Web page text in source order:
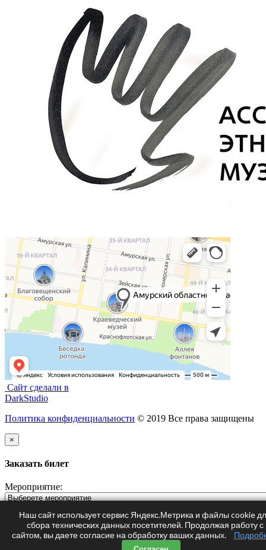
Сайт сделали в
DarkStudio
Политика конфиденциальности © 2019 Все права защищены
×
Заказать билет
Мероприятие:
Телефон:
Наш сайт использует сервис Яндекс.Метрика и файлы cookie
сбора технических данных посетителей. Продолжая работу с
сайтом, вы даете согласие на обработку ваших данных.